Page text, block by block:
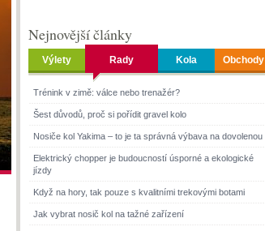
Nejnovější články
Výlety Rady Kola Obchody
Trénink v zimě: válce nebo trenažér?
Šest důvodů, proč si pořídit gravel kolo
Nosiče kol Yakima – to je ta správná výbava na dovolenou
Elektrický chopper je budoucností úsporné a ekologické
jízdy
Když na hory, tak pouze s kvalitními trekovými botami
Jak vybrat nosič kol na tažné zařízení